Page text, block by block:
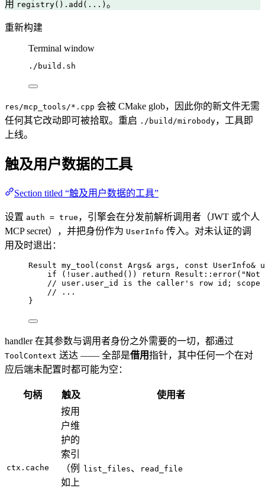
用 registry().add(...) 。
重新构建
Terminal window
./build.sh
res/mcp_tools/*.cpp 会被 CMake glob，因此你的新文件无需
任何其它改动即可被拾取。重启 ./build/mirobody，工具即
上线。
触及用户数据的工具
Section titled “触及用户数据的工具”
设置 auth = true ，引擎会在分发前解析调用者（JWT 或个人
MCP secret），并把身份作为 UserInfo 传入。对未认证的调
用及时退出：
Result my_tool ( const Args& args , const UserInfo&
if ( ! user . authed ()) return Result:: error( "Not
// user.user_id is the caller's row id;
// ...
}
handler 在其参数与调用者身份之外需要的一切，都通过
ToolContext 送达 —— 全部是借用指针，其中任何一个在对
应后端未配置时都可能为空：
句柄 触及 使用者
ctx.cache
按用
户维
护的
索引
（例
如上
list_files、 read_file